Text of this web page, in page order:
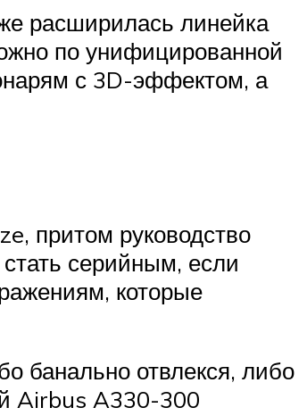
расширилась линейка
по унифицированной
с 3D-эффектом, а
притом руководство
серийным, если
которые
банально отвлекся, либо
Airbus A330-300